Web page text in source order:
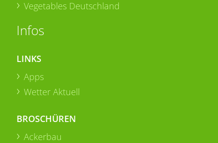
Vegetables Deutschland
Infos
LINKS
Apps
Wetter Aktuell
BROSCHÜREN
Ackerbau